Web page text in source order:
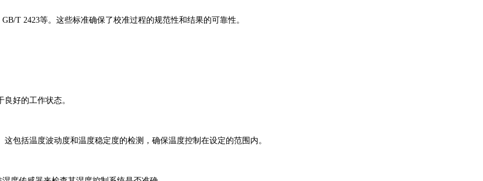
T 2423等。这些标准确保了校准过程的规范性和结果的可靠性。
好的工作状态。
括温度波动度和温度稳定度的检测，确保温度控制在设定的范围内。